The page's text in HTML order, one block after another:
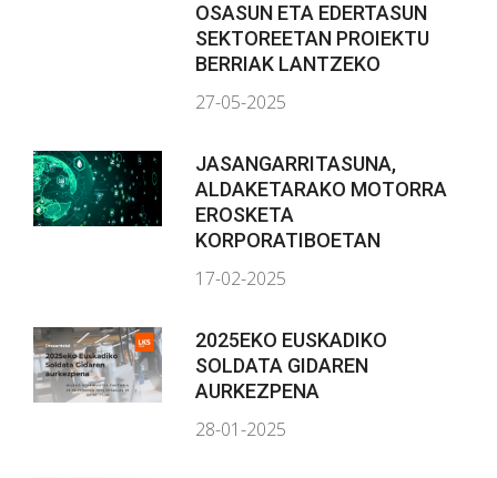
OSASUN ETA EDERTASUN
SEKTOREETAN PROIEKTU
BERRIAK LANTZEKO
27-05-2025
JASANGARRITASUNA,
ALDAKETARAKO MOTORRA
EROSKETA
KORPORATIBOETAN
17-02-2025
2025EKO EUSKADIKO
SOLDATA GIDAREN
AURKEZPENA
28-01-2025